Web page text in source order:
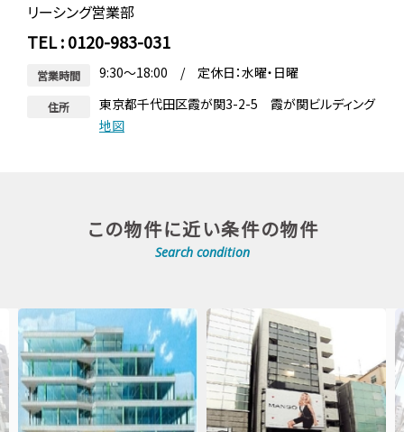
リーシング営業部
TEL : 0120-983-031
営業時間 9:30～18:00 / 定休日：水曜・日曜
住所
東京都千代田区霞が関3-2-5 霞が関ビルディング
地図
この物件に近い条件の物件
Search condition